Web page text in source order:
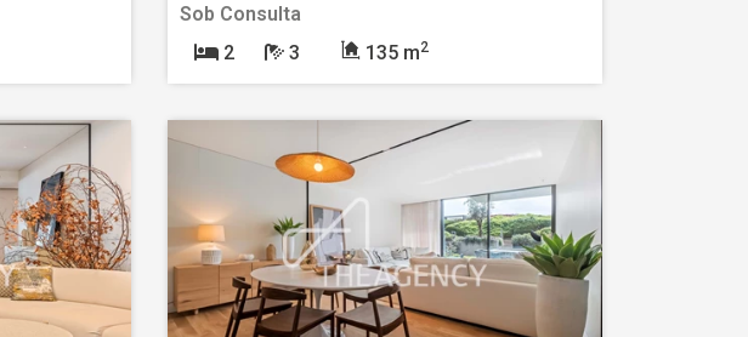
Sob Consulta
2
3 135 m2